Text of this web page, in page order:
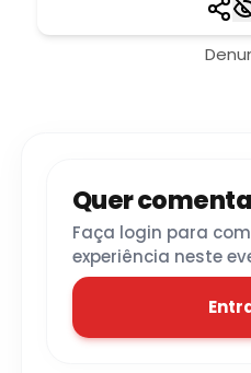
Quer
Faça login para
experiência neste